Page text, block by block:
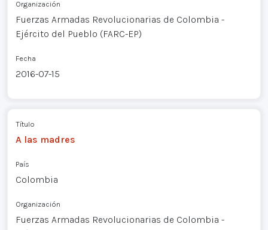
Organización
Fuerzas Armadas Revolucionarias de Colombia -
Ejército del Pueblo (FARC-EP)
Fecha
2016-07-15
Título
A las madres
País
Colombia
Organización
Fuerzas Armadas Revolucionarias de Colombia -